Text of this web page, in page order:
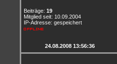
Beiträge: 19
Mitglied seit: 10.09.2004
IP-Adresse: gespeichert
24.08.2008 13:56:36